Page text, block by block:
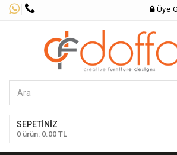
Üye
SEPETINIZ
0 ürün: 0.00 TL